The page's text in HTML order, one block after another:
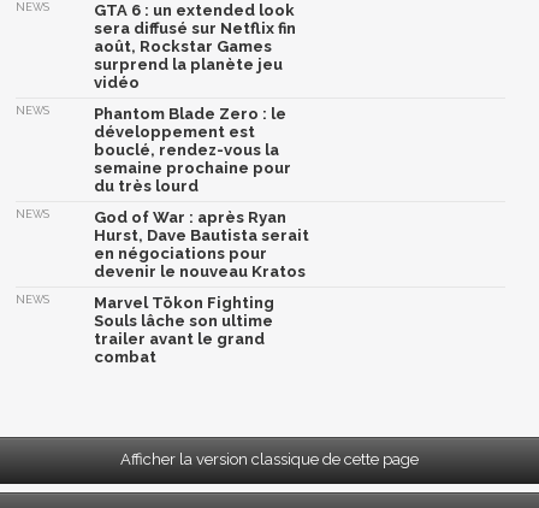
NEWS
GTA 6 : un extended look
sera diffusé sur Netflix fin
août, Rockstar Games
surprend la planète jeu
vidéo
NEWS
Phantom Blade Zero : le
développement est
bouclé, rendez-vous la
semaine prochaine pour
du très lourd
NEWS
God of War : après Ryan
Hurst, Dave Bautista serait
en négociations pour
devenir le nouveau Kratos
NEWS
Marvel Tōkon Fighting
Souls lâche son ultime
trailer avant le grand
combat
Afficher la version classique de cette page